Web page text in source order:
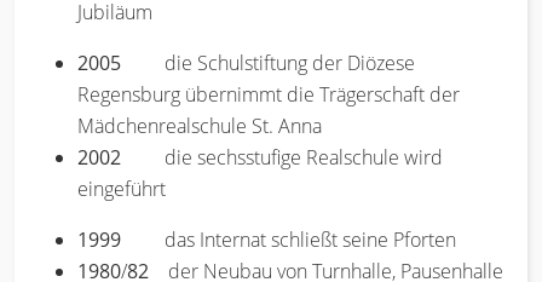
Jubiläum
2005 die Schulstiftung der Diözese
Regensburg übernimmt die Trägerschaft der
Mädchenrealschule St. Anna
2002 die sechsstufige Realschule wird
eingeführt
1999 das Internat schließt seine Pforten
1980/82 der Neubau von Turnhalle, Pausenhalle